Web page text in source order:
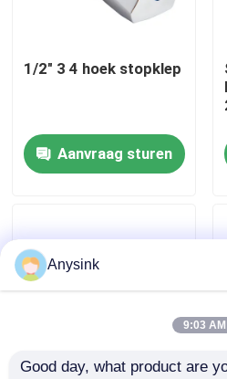
Fabrieksreis
Kwaliteitscontrole
Vraag een offerte aan
Messingskleppen
1/2" 3 4 hoek stopklep
Aanvraag sturen
Anysink
9:03 AM
Good day, what product are